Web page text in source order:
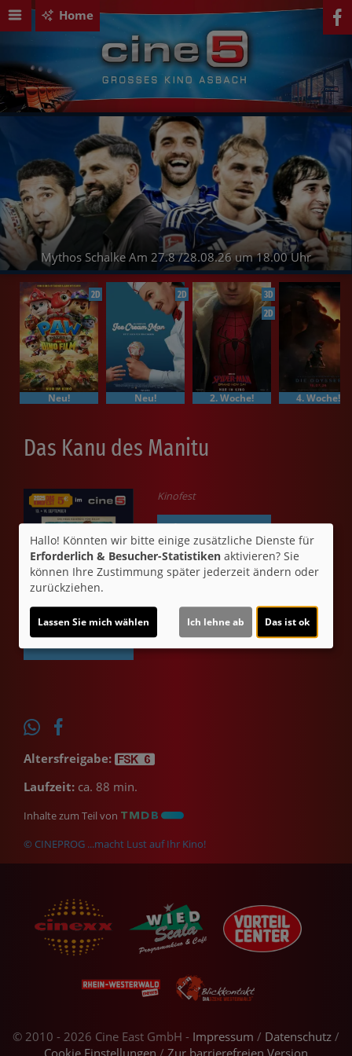
Home
Mythos Schalke Am 27.8 /28.08.26 um 18.00 Uhr
2D
Neu!
2D
Neu!
3D
2D
2. Woche! 4. Woche!
Das Kanu des Manitu
Kinofest
Ticket-Alarm
Altersfreigabe:
Laufzeit: ca. 88 min.
Inhalte zum Teil von
© CINEPROG ...macht Lust auf Ihr Kino!
© 2010 - 2026 Cine East GmbH - Impressum / Datenschutz /
Hallo! Könnten wir bitte einige zusätzliche Dienste für
Erforderlich & Besucher-Statistiken aktivieren? Sie
können Ihre Zustimmung später jederzeit ändern oder
zurückziehen.
Lassen Sie mich wählen Ich lehne ab Das ist ok